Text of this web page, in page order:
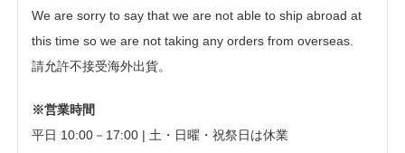
We are sorry to say that we are not able to ship abroad at
this time so we are not taking any orders from overseas.
請允許不接受海外出貨。
※営業時間
平日 10:00－17:00 | 土・日曜・祝祭日は休業